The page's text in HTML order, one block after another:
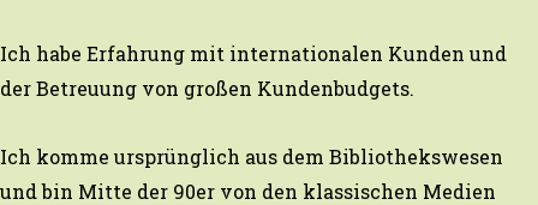
Ich habe Erfahrung mit internationalen Kunden und
der Betreuung von großen Kundenbudgets.
Ich komme ursprünglich aus dem Bibliothekswesen
und bin Mitte der 90er von den klassischen Medien